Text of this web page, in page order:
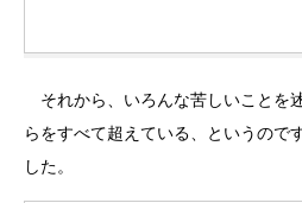
それから、いろんな苦しいことを
らをすべて超えている、というので
した。